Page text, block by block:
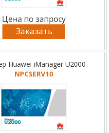
Цена по запросу
Заказать
Huawei iManager U2000
NPCSERV10